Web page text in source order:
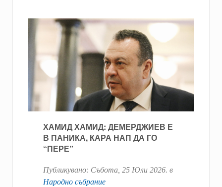
ХАМИД ХАМИД: ДЕМЕРДЖИЕВ Е
В ПАНИКА, КАРА НАП ДА ГО
“ПЕРЕ”
Публикувано: Събота, 25 Юли 2026. в
Народно събрание